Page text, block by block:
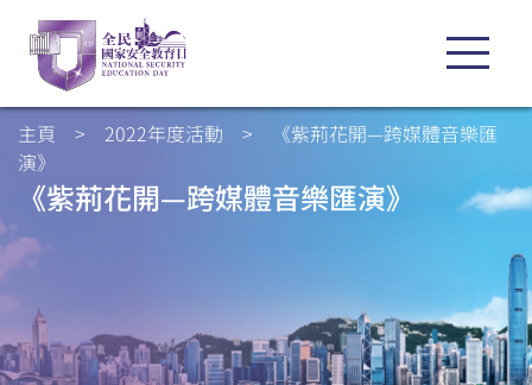
主頁 > 2022年度活動 >
《紫荊花開—跨媒體音樂匯
演》
《紫荊花開—跨媒體音樂匯演》